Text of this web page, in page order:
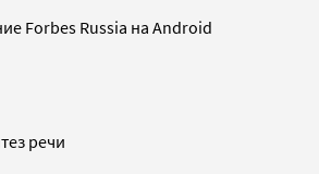
Forbes Russia на Android
речи